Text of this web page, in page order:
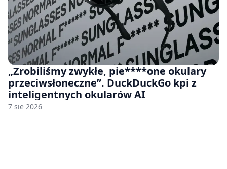
„Zrobiliśmy zwykłe, pie****one okulary
przeciwsłoneczne”. DuckDuckGo kpi z
inteligentnych okularów AI
7 sie 2026